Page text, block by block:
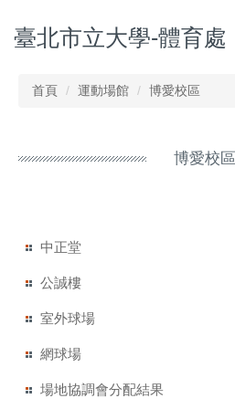
到
主
臺北市立大學-體育處
首頁 運動場館 博愛校區
博愛校區
中正堂
公誠樓
室外球場
網球場
場地協調會分配結果